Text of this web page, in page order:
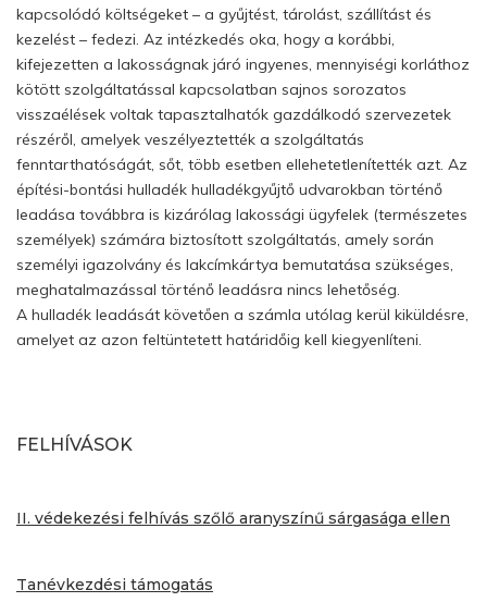
kapcsolódó költségeket – a gyűjtést, tárolást, szállítást és
kezelést – fedezi. Az intézkedés oka, hogy a korábbi,
kifejezetten a lakosságnak járó ingyenes, mennyiségi korláthoz
kötött szolgáltatással kapcsolatban sajnos sorozatos
visszaélések voltak tapasztalhatók gazdálkodó szervezetek
részéről, amelyek veszélyeztették a szolgáltatás
fenntarthatóságát, sőt, több esetben ellehetetlenítették azt. Az
építési-bontási hulladék hulladékgyűjtő udvarokban történő
leadása továbbra is kizárólag lakossági ügyfelek (természetes
személyek) számára biztosított szolgáltatás, amely során
személyi igazolvány és lakcímkártya bemutatása szükséges,
meghatalmazással történő leadásra nincs lehetőség.
A hulladék leadását követően a számla utólag kerül kiküldésre,
amelyet az azon feltüntetett határidőig kell kiegyenlíteni.
FELHÍVÁSOK
II. védekezési felhívás szőlő aranyszínű sárgasága ellen
Tanévkezdési támogatás